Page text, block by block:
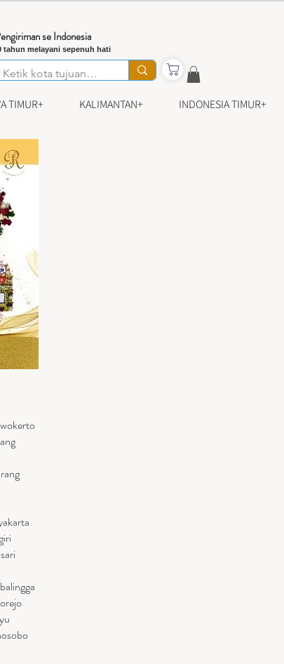
tahun melayani sepenuh hati
se Indonesia
TIMUR+ KALIMANTAN+ INDONESIA TIMUR+